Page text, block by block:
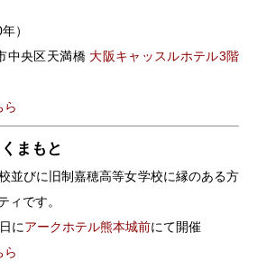
）
中央区天満橋 大阪キャッスルホテル3階
ら
まもと
並びに旧制嘉穂高等女学校に縁のある方
ィです。
にアークホテル熊本城前にて開催
ら